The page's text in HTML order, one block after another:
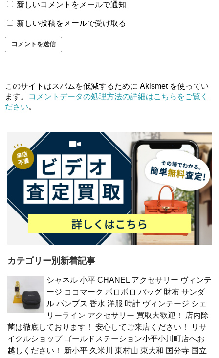
新しいコメントをメールで通知
新しい投稿をメールで受け取る
このサイトはスパムを低減するために Akismet を使ってい
ます。
コメントデータの処理方法の詳細はこちらをご覧く
ださい。
カテゴリー別新着記事
シャネル 小平 CHANEL アクセサリー ヴィンテ
ージ ココマーク ボロボロ バッグ 財布 サンダ
ル パンプス 香水 洋服 時計 ヴィンテージ シェ
リーライン アクセサリー 買取大歓迎！ 店内除
菌は徹底しております！ 安心してご来店ください！ リサ
イクルショップ ゴールドステーション小平小川町店へお
越しください！ 新小平 久米川 東村山 東大和 国分寺 国立